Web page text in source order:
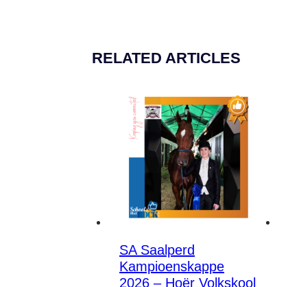
RELATED ARTICLES
SA Saalperd
Kampioenskappe
2026 – Hoër Volkskool